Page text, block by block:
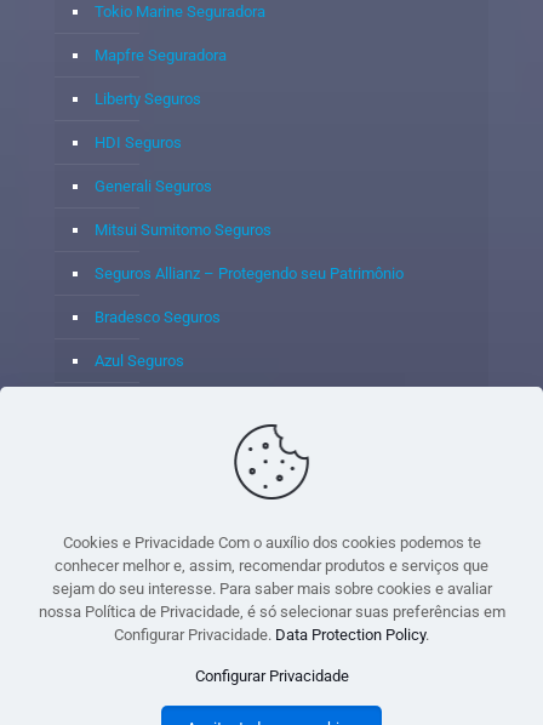
Tokio Marine Seguradora
Mapfre Seguradora
Liberty Seguros
HDI Seguros
Generali Seguros
Mitsui Sumitomo Seguros
Seguros Allianz – Protegendo seu Patrimônio
Bradesco Seguros
Azul Seguros
© 2020 - Yoshie & Maia Corretora de Seguros Ltda - CNPJ:
05.459.716/0001-75 - SUSEP: 100637106 AV DOS
PAVIMENTO - CEP 06.020-012 - VILA YARA - OSASCO - UF SP -
TELEFONE - (11) 8251-9266
Cookies e Privacidade Com o auxílio dos cookies podemos te
conhecer melhor e, assim, recomendar produtos e serviços que
sejam do seu interesse. Para saber mais sobre cookies e avaliar
nossa Política de Privacidade, é só selecionar suas preferências em
Configurar Privacidade. Data Protection Policy.
Configurar Privacidade